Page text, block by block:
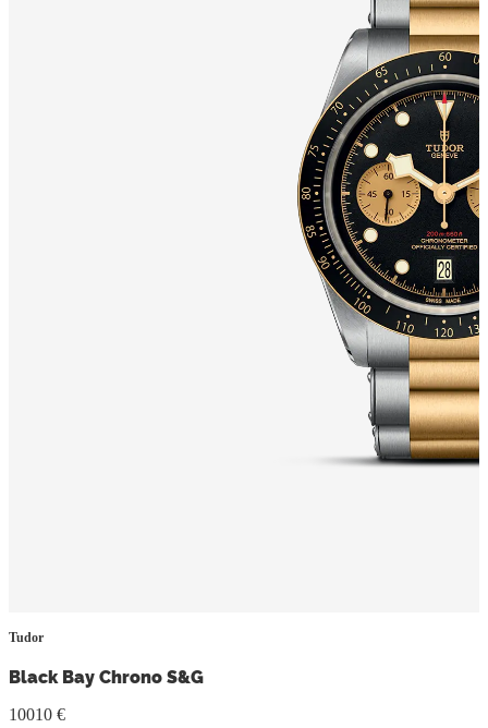
Tudor
Black Bay Chrono S&G
10010 €